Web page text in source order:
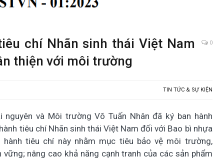
chí Nhãn sinh thái Việt Nam
thiện với môi trường
0
TIN TỨC & SỰ KIỆN
và Môi trường Võ Tuấn Nhân đã ký ban hành
tiêu chí Nhãn sinh thái Việt Nam đối với Bao bì nhựa
tiêu chí này nhằm mục tiêu bảo vệ môi trường,
nâng cao khả năng cạnh tranh của các sản phẩm